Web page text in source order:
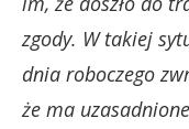
zgody. W takiej
dnia roboczego
że ma